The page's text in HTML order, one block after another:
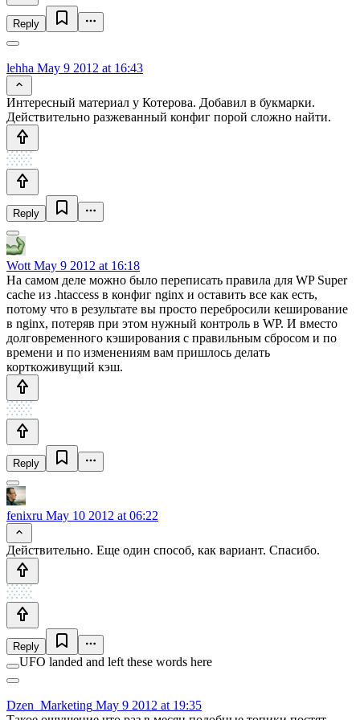
Reply
lehha May 9 2012 at 16:43
Интересный материал у Котерова. Добавил в букмарки.
Действительно разжеванный конфиг порой сложно найти.
Reply
Wott May 9 2012 at 16:18
На самом деле можно было переписать правила для WP Super
cache из .htaccess в конфиг nginx и оставить все как есть,
потому что в результате вы просто перебросили кеширование
в nginx, потеряв при этом нужный контроль в WP. И вместо
долговременного кэширования с правильным сбросом и по
времени и по изменениям вам пришлось делать
корткоживущий кэш.
Reply
fenixru May 10 2012 at 06:22
Действительно. Еще один способ, как вариант. Спасибо.
Reply
UFO landed and left these words here
Dzen_Marketing May 9 2012 at 19:35